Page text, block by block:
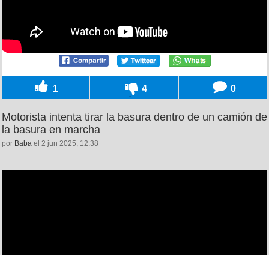
1 4 0
Motorista intenta tirar la basura dentro de un camión de
la basura en marcha
por Baba el 2 jun 2025, 12:38